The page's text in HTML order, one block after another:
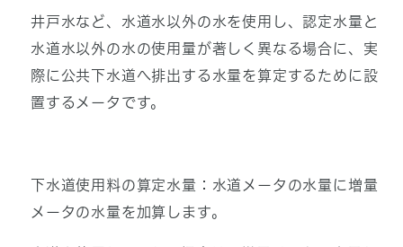
井戸水など、水道水以外の水を使用し、認定水量と
水道水以外の水の使用量が著しく異なる場合に、実
際に公共下水道へ排出する水量を算定するために設
置するメータです。
下水道使用料の算定水量：水道メータの水量に増量
メータの水量を加算します。